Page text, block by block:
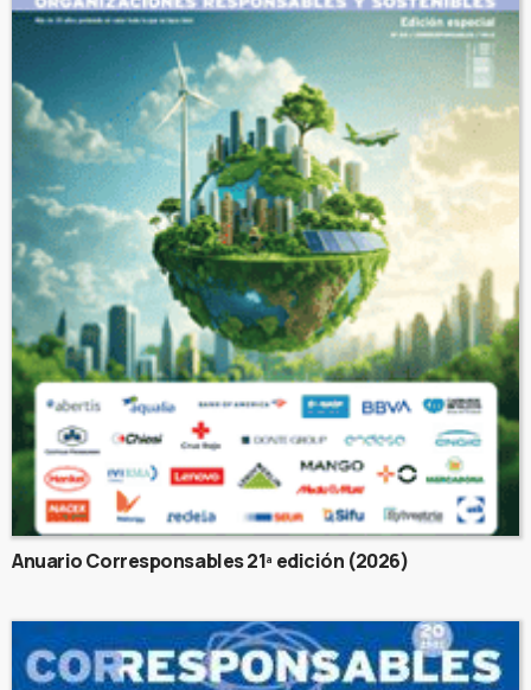
Anuario Corresponsables 21ª edición (2026)